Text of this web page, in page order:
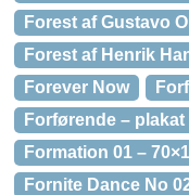
Forest af Gustavo
Forest af Henrik
Forever Now
Forførende – plakat
Formation 01 –
Fornite Dance No